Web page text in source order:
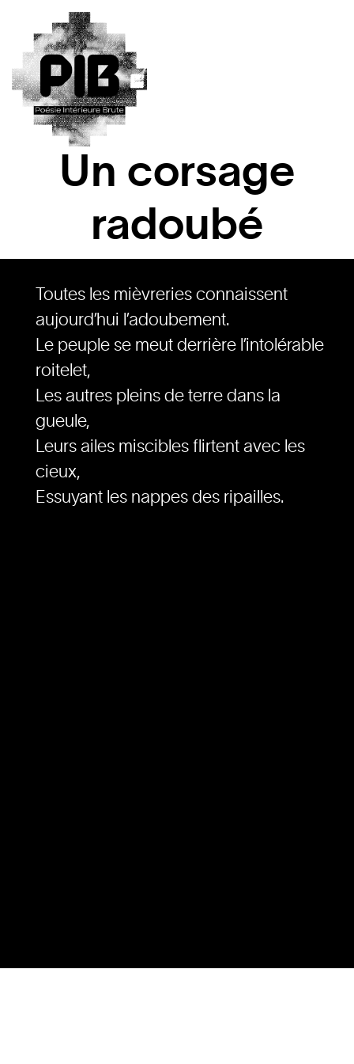
Un corsage
radoubé
Toutes les mièvreries connaissent
aujourd’hui l’adoubement.
Le peuple se meut derrière l’intolérable
roitelet,
Les autres pleins de terre dans la
gueule,
Leurs ailes miscibles flirtent avec les
cieux,
Essuyant les nappes des ripailles.